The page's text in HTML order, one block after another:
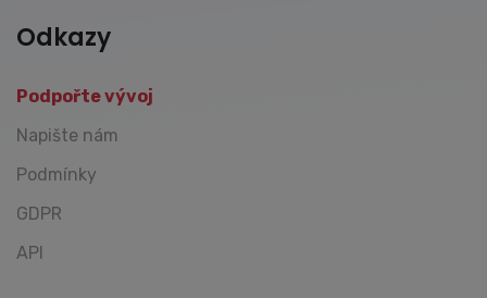
Odkazy
Podpořte vývoj
Napište nám
Podmínky
GDPR
API